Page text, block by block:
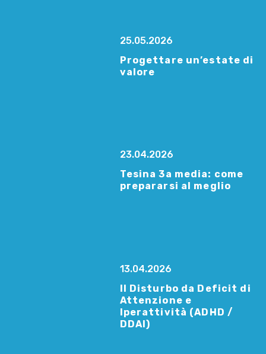
25.05.2026
Progettare un’estate di
valore
23.04.2026
Tesina 3a media: come
prepararsi al meglio
13.04.2026
Il Disturbo da Deficit di
Attenzione e
Iperattività (ADHD /
DDAI)